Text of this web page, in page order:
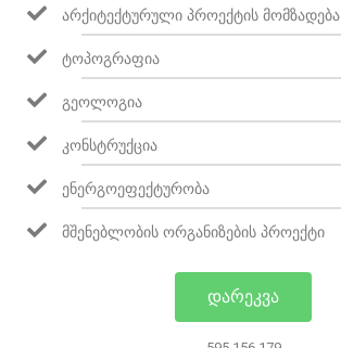
ᲐᲠᲥᲘᲢᲔᲥᲢᲣᲠᲣᲚᲘ ᲞᲠᲝᲔᲥᲢᲘᲡ ᲛᲝᲛᲖᲐᲓᲔᲑᲐ
ᲢᲝᲞᲝᲒᲠᲐᲤᲘᲐ
ᲒᲔᲝᲚᲝᲒᲘᲐ
ᲙᲝᲜᲡᲢᲠᲣᲥᲪᲘᲐ
ᲔᲜᲔᲠᲒᲝᲔᲤᲔᲥᲢᲣᲠᲝᲑᲐ
ᲛᲨᲔᲜᲔᲑᲚᲝᲑᲘᲡ ᲝᲠᲒᲐᲜᲘᲖᲔᲑᲘᲡ ᲞᲠᲝᲔᲥᲢᲘ
ᲓᲐᲠᲔᲙᲕᲐ